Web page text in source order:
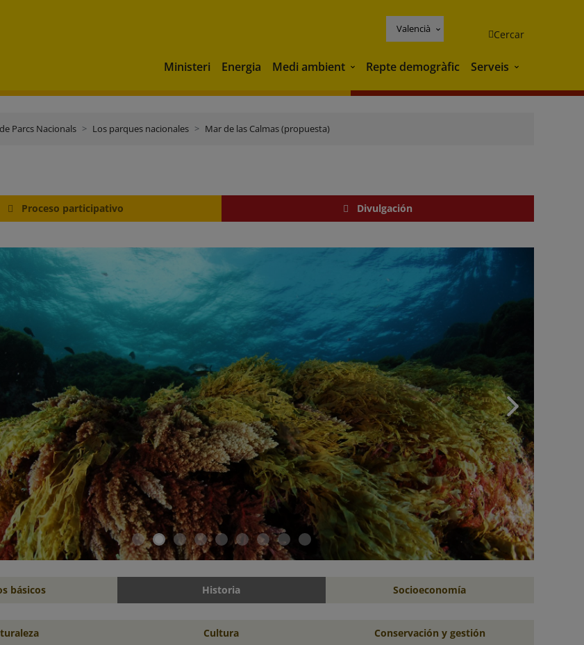
Valencià Cercar
Ministeri Energia Medi ambient Medi ambient
Repte demogràfic Serveis Serveis
Parcs Nacionals Los parques nacionales Mar de las Calmas (propuesta)
Proceso participativo Divulgación
básicos Historia Socioeconomía
Cultura Conservación y gestión